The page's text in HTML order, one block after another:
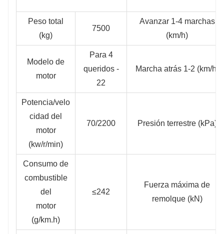
Peso total
(kg)
7500
Avanzar 1-4 marchas
(km/h)
Modelo de
motor
Para 4
queridos -
22
Marcha atrás 1-2 (km/h)
Potencia/velo
cidad del
motor
(kw/r/min)
70/2200 Presión terrestre (kPa)
Consumo de
combustible
del
motor
(g/km.h)
≤242
Fuerza máxima de
remolque (kN)